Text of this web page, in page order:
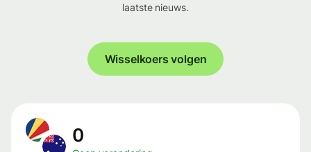
laatste nieuws.
Wisselkoers volgen
0